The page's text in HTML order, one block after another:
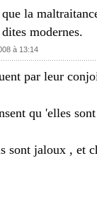
la
modernes.
à 13:14
par leur
qu 'elles
sont jaloux , et